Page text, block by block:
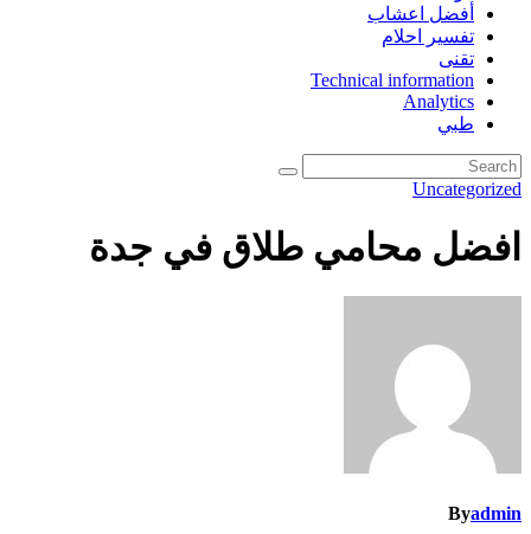
أفضل اعشاب
تفسير احلام
تقنى
Technical information
Analytics
طبي
Uncategorized
افضل محامي طلاق في جدة
Byadmin